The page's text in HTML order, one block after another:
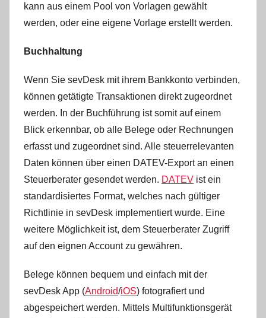
kann aus einem Pool von Vorlagen gewählt
werden, oder eine eigene Vorlage erstellt werden.
Buchhaltung
Wenn Sie sevDesk mit ihrem Bankkonto verbinden,
können getätigte Transaktionen direkt zugeordnet
werden. In der Buchführung ist somit auf einem
Blick erkennbar, ob alle Belege oder Rechnungen
erfasst und zugeordnet sind. Alle steuerrelevanten
Daten können über einen DATEV-Export an einen
Steuerberater gesendet werden. DATEV ist ein
standardisiertes Format, welches nach gültiger
Richtlinie in sevDesk implementiert wurde. Eine
weitere Möglichkeit ist, dem Steuerberater Zugriff
auf den eignen Account zu gewähren.
Belege können bequem und einfach mit der
sevDesk App (Android/iOS) fotografiert und
abgespeichert werden. Mittels Multifunktionsgerät